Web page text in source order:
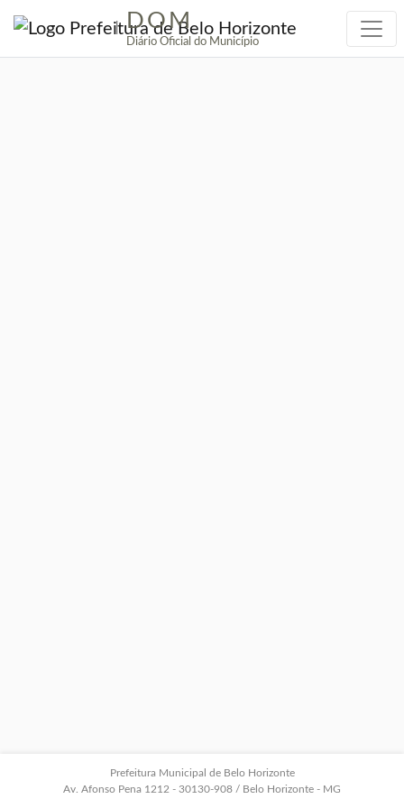
| DOM
Diário Oficial do Município
Prefeitura Municipal de Belo Horizonte
Av. Afonso Pena 1212 - 30130-908 / Belo Horizonte - MG